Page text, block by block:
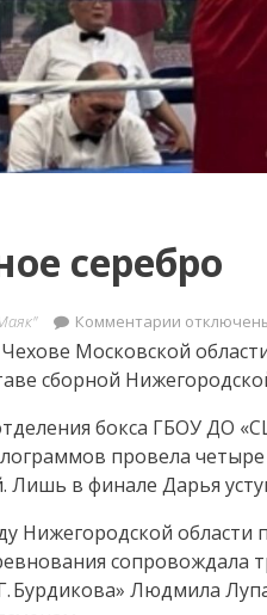
серебро
Комментарии к
записи
Достойное
Московской
сборной
бокса ГБОУ ДО
провела
Лишь в финале Дарья
Нижегородской области
Бурдикова» Людмила